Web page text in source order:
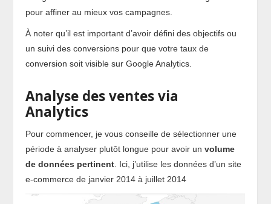
pour affiner au mieux vos campagnes.
À noter qu’il est important d’avoir défini des objectifs ou
un suivi des conversions pour que votre taux de
conversion soit visible sur Google Analytics.
Analyse des ventes via
Analytics
Pour commencer, je vous conseille de sélectionner une
période à analyser plutôt longue pour avoir unvolume
de données pertinent . Ici, j’utilise les données d’un site
e-commerce de janvier 2014 à juillet 2014